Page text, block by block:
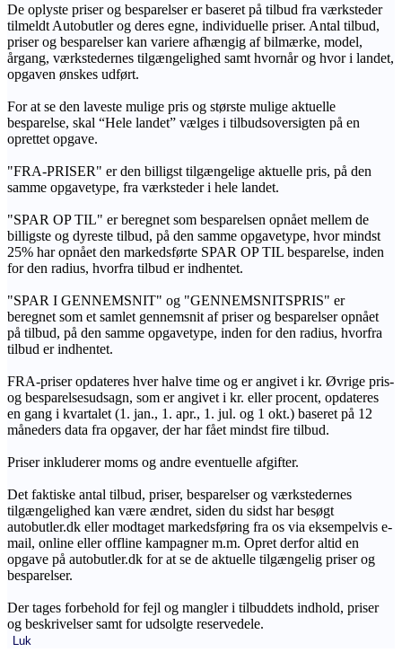
De oplyste priser og besparelser er baseret på tilbud fra værksteder
tilmeldt Autobutler og deres egne, individuelle priser. Antal tilbud,
priser og besparelser kan variere afhængig af bilmærke, model,
årgang, værkstedernes tilgængelighed samt hvornår og hvor i landet,
opgaven ønskes udført.
For at se den laveste mulige pris og største mulige aktuelle
besparelse, skal “Hele landet” vælges i tilbudsoversigten på en
oprettet opgave.
"FRA-PRISER" er den billigst tilgængelige aktuelle pris, på den
samme opgavetype, fra værksteder i hele landet.
"SPAR OP TIL" er beregnet som besparelsen opnået mellem de
billigste og dyreste tilbud, på den samme opgavetype, hvor mindst
25% har opnået den markedsførte SPAR OP TIL besparelse, inden
for den radius, hvorfra tilbud er indhentet.
"SPAR I GENNEMSNIT" og "GENNEMSNITSPRIS" er
beregnet som et samlet gennemsnit af priser og besparelser opnået
på tilbud, på den samme opgavetype, inden for den radius, hvorfra
tilbud er indhentet.
FRA-priser opdateres hver halve time og er angivet i kr. Øvrige pris-
og besparelsesudsagn, som er angivet i kr. eller procent, opdateres
en gang i kvartalet (1. jan., 1. apr., 1. jul. og 1 okt.) baseret på 12
måneders data fra opgaver, der har fået mindst fire tilbud.
Priser inkluderer moms og andre eventuelle afgifter.
Det faktiske antal tilbud, priser, besparelser og værkstedernes
tilgængelighed kan være ændret, siden du sidst har besøgt
autobutler.dk eller modtaget markedsføring fra os via eksempelvis e-
mail, online eller offline kampagner m.m. Opret derfor altid en
opgave på autobutler.dk for at se de aktuelle tilgængelig priser og
besparelser.
Der tages forbehold for fejl og mangler i tilbuddets indhold, priser
og beskrivelser samt for udsolgte reservedele.
Luk